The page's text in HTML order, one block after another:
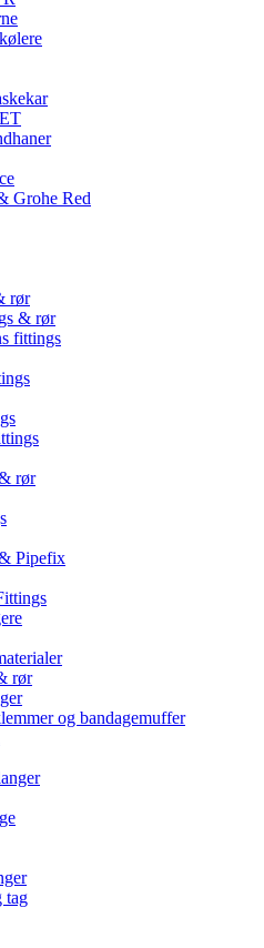
Grohe Red
rør
& rør
fittings
rør
Pipefix
rør
og bandagemuffer
tag